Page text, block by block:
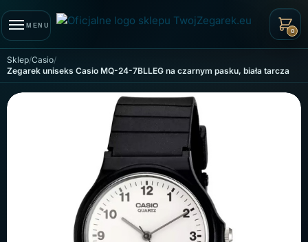
MENU
0
Sklep Casio
Zegarek uniseks Casio MQ-24-7BLLEG na czarnym pasku, biała tarcza